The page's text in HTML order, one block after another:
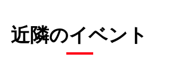
近隣のイベント